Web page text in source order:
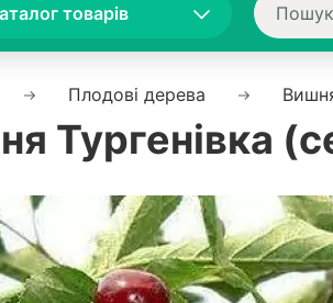
товарів
Плодові дерева
Тургенівка